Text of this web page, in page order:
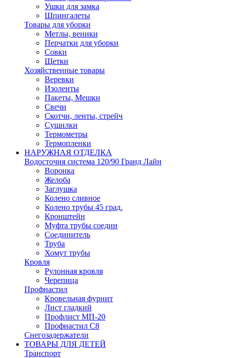
Ушки для замка
Шпингалеты
Товары для уборки
Метлы, веники
Перчатки для уборки
Совки
Щетки
Хозяйственные товары
Веревки
Изоленты
Пакеты, Мешки
Свечи
Скотчи, ленты, стрейч
Сушилки
Термометры
Термопленки
НАРУЖНАЯ ОТДЕЛКА
Водосточня система 120/90 Гранд Лайн
Воронка
Желоба
Заглушка
Колено сливное
Колено трубы 45 град.
Кронштейн
Муфта трубы соедин
Соединитель
Труба
Хомут трубы
Кровля
Рулонная кровля
Черепица
Профнастил
Кровельная фурнит
Лист гладкий
Профлист МП-20
Профнастил С8
Снегозадержатели
ТОВАРЫ ДЛЯ ДЕТЕЙ
Транспорт